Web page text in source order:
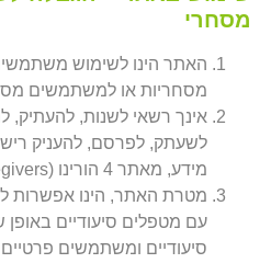
מסחרי
האתר הינו לשימוש
מסחריות או למשתמשים
אינך רשאי לשנות, להעתיק,
לשעתק, לפרסם, להעניק
מידע, מאתר 4 הורינו (caregivers4u, 4caregivers).
מטרת האתר, הינו אפשרות
עם מטפלים סיעודיים
סיעודיים ומשתמשים